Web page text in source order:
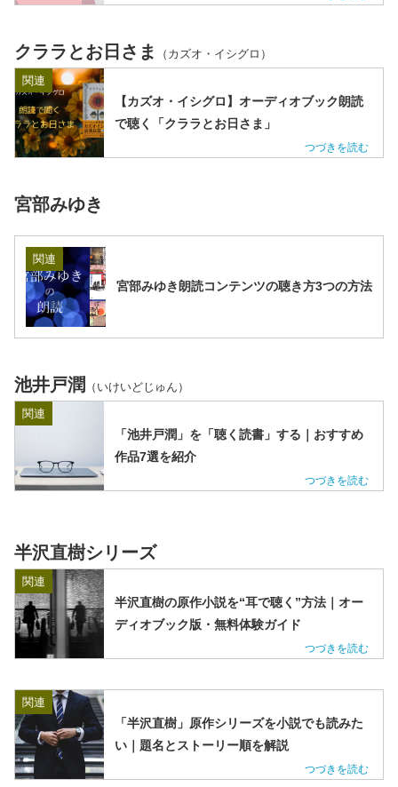
クララとお日さま
（カズオ・イシグロ）
関連
【カズオ・イシグロ】オーディオブック朗読
で聴く「クララとお日さま」
宮部みゆき
関連
宮部みゆき朗読コンテンツの聴き方3つの方法
池井戸潤
（いけいどじゅん）
関連
「池井戸潤」を「聴く読書」する｜おすすめ
作品7選を紹介
半沢直樹シリーズ
関連
半沢直樹の原作小説を“耳で聴く”方法｜オー
ディオブック版・無料体験ガイド
関連
「半沢直樹」原作シリーズを小説でも読みた
い｜題名とストーリー順を解説